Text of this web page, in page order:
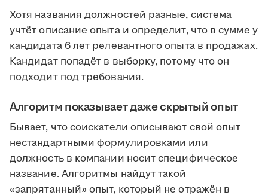
Хотя названия должностей разные, система
учтёт описание опыта и определит, что в сумме у
кандидата 6 лет релевантного опыта в продажах.
Кандидат попадёт в выборку, потому что он
подходит под требования.
Алгоритм показывает даже скрытый опыт
Бывает, что соискатели описывают свой опыт
нестандартными формулировками или
должность в компании носит специфическое
название. Алгоритмы найдут такой
«запрятанный» опыт, который не отражён в